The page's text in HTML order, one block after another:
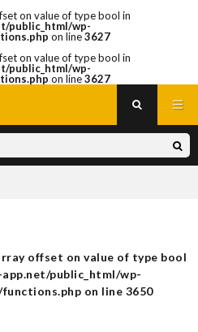
on value of type bool in
public_html/wp-
on line3627
on value of type bool in
public_html/wp-
on line3627
offset on value of type bool
public_html/wp-
on line 3650